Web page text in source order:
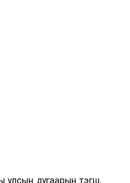
улсын дугаарын тэгш,